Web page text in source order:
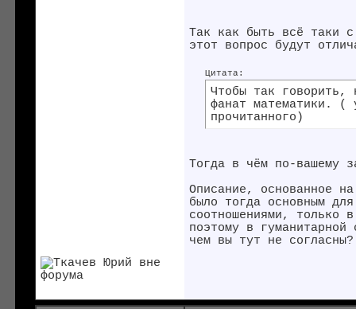
Так как быть всё таки с
этот вопрос будут
Цитата:
Чтобы так говорить,
фанат математики. (
прочитанного)
Тогда в чём по-вашему
Описание, основанное
было тогда основным
соотношениями, только
поэтому в
чем вы тут не согласны?